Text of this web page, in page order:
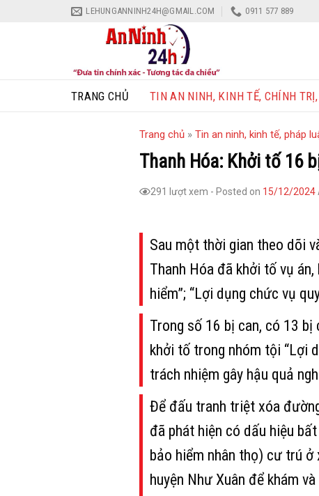
LEHUNGANNINH24H@GMAIL.COM 0911 577 889
TRANG CHỦ TIN AN NINH, KINH TẾ, CHÍNH
Trang chủ» Tin an ninh, kinh tế, pháp
Thanh Hóa: Khởi tố 16
291 lượt xem - Posted on 15/12/2024
Sau một thời gian theo dõi
Thanh Hóa đã khởi tố vụ
hiểm”; “Lợi dụng chức vụ
Trong số 16 bị can, có 13 bị
khởi tố trong nhóm tội “Lợi
trách nhiệm gây hậu quả
Để đấu tranh triệt xóa
đã phát hiện có dấu hiệu
bảo hiểm nhân thọ) cư trú ở
huyện Như Xuân để khám